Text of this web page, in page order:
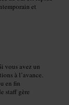
et
vous avez un
à l’avance.
en fin
staff gère